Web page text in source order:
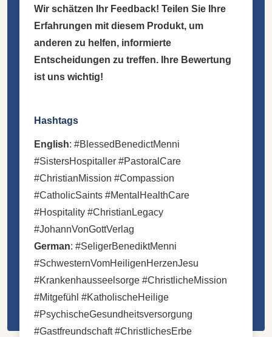
Wir schätzen Ihr Feedback! Teilen Sie Ihre
Erfahrungen mit diesem Produkt, um
anderen zu helfen, informierte
Entscheidungen zu treffen. Ihre Bewertung
ist uns wichtig!
Hashtags
English: #BlessedBenedictMenni
#SistersHospitaller #PastoralCare
#ChristianMission #Compassion
#CatholicSaints #MentalHealthCare
#Hospitality #ChristianLegacy
#JohannVonGottVerlag
German: #SeligerBenediktMenni
#SchwesternVomHeiligenHerzenJesu
#Krankenhausseelsorge #ChristlicheMission
#Mitgefühl #KatholischeHeilige
#PsychischeGesundheitsversorgung
#Gastfreundschaft #ChristlichesErbe